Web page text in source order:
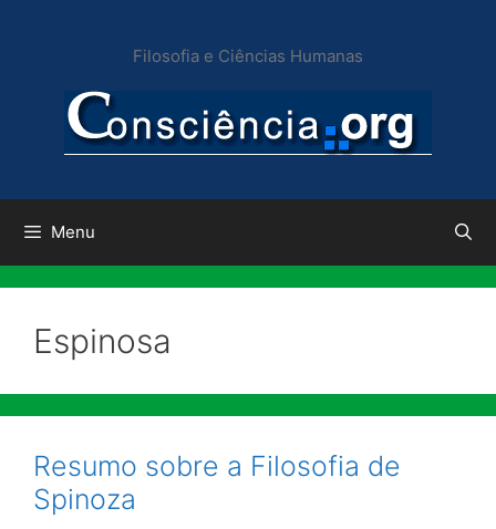
conteúdo
Filosofia e Ciências Humanas
Menu
Espinosa
Resumo sobre a Filosofia de
Spinoza